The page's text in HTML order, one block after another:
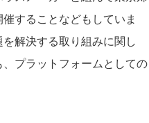
することなどもしていま
解決する取り組みに関し
プラットフォームとしての